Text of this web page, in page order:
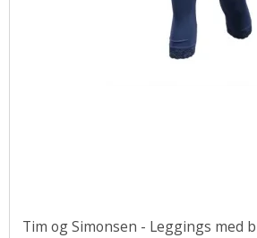
Tim og Simonsen - Leggings med